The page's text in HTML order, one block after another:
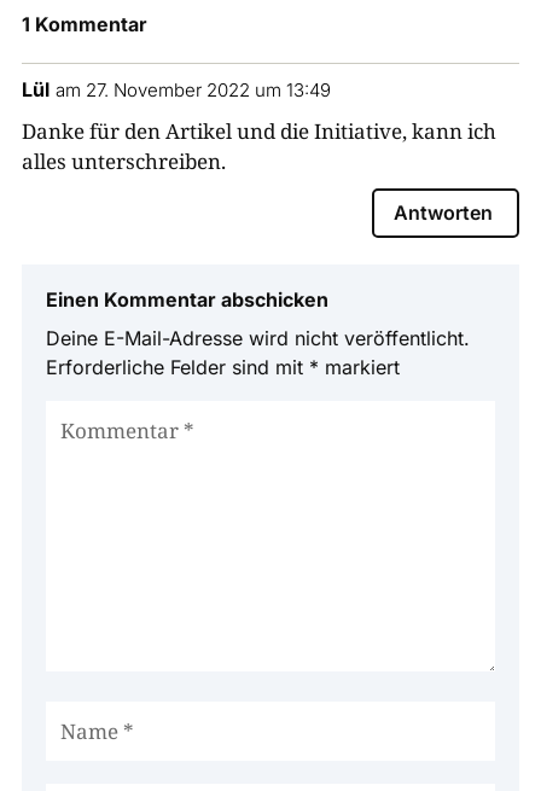
1 Kommentar
Lül am 27. November 2022 um 13:49
Danke für den Artikel und die Initiative, kann ich
alles unterschreiben.
Antworten
Einen Kommentar abschicken
Deine E-Mail-Adresse wird nicht veröffentlicht.
Erforderliche Felder sind mit * markiert